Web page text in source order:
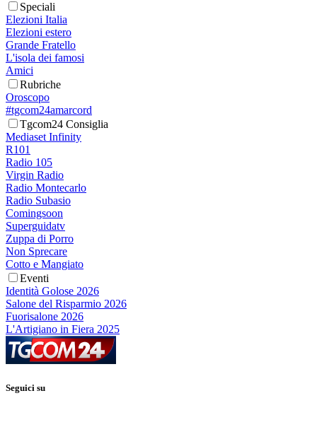
Speciali
Elezioni Italia
Elezioni estero
Grande Fratello
L'isola dei famosi
Amici
Rubriche
Oroscopo
#tgcom24amarcord
Tgcom24 Consiglia
Mediaset Infinity
R101
Radio 105
Virgin Radio
Radio Montecarlo
Radio Subasio
Comingsoon
Superguidatv
Zuppa di Porro
Non Sprecare
Cotto e Mangiato
Eventi
Identità Golose 2026
Salone del Risparmio 2026
Fuorisalone 2026
L'Artigiano in Fiera 2025
Seguici su